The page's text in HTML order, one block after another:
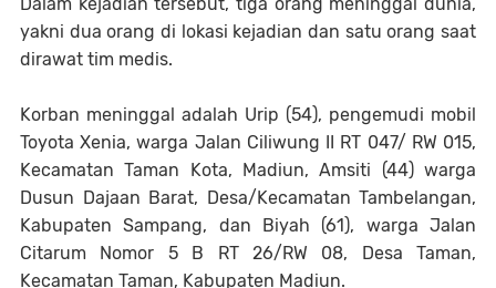
yakni dua orang di lokasi kejadian dan satu orang saat
dirawat tim medis.
Korban meninggal adalah Urip (54), pengemudi mobil
Toyota Xenia, warga Jalan Ciliwung II RT 047/ RW 015,
Kecamatan Taman Kota, Madiun, Amsiti (44) warga
Dusun Dajaan Barat, Desa/Kecamatan Tambelangan,
Kabupaten Sampang, dan Biyah (61), warga Jalan
Citarum Nomor 5 B RT 26/RW 08, Desa Taman,
Kecamatan Taman, Kabupaten Madiun.